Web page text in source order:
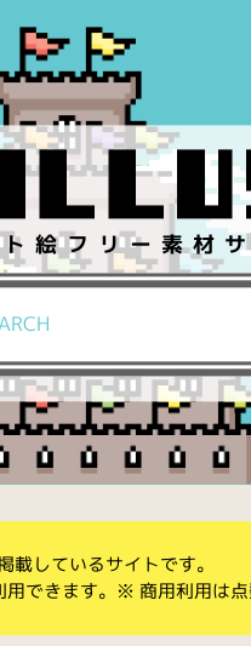
絵フリー素材
しているサイトです。
できます。※ 商用利用は点